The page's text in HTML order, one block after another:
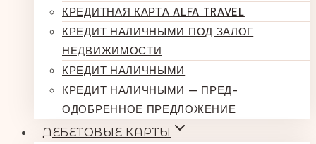
КРЕДИТНАЯ КАРТА ALFA TRAVEL
КРЕДИТ НАЛИЧНЫМИ ПОД ЗАЛОГ
НЕДВИЖИМОСТИ
КРЕДИТ НАЛИЧНЫМИ
КРЕДИТ НАЛИЧНЫМИ — ПРЕД-
ОДОБРЕННОЕ ПРЕДЛОЖЕНИЕ
ДЕБЕТОВЫЕ КАРТЫ